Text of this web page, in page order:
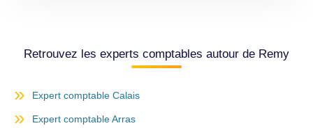
Retrouvez les experts comptables autour de Remy
Expert comptable Calais
Expert comptable Arras